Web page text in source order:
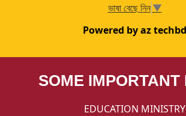
ভাষা বেছে নিন ▼
Powered by az techbd
SOME IMPORTANT
EDUCATION MINISTRY